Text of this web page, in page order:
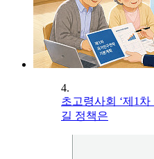
4.
초고령사회 ‘제1
길 정책은